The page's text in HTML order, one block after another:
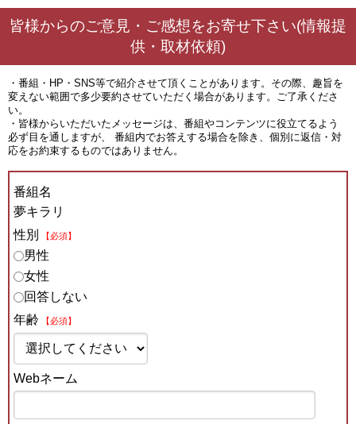
皆様からのご意見・ご感想をお寄せ下さい(情報提
供・取材依頼)
・番組・HP・SNS等で紹介させて頂くことがあります。その際、趣旨を
変えない範囲で多少要約させていただく場合があります。ご了承くださ
い。
・皆様からいただいたメッセージは、番組やコンテンツに役立てるよう
必ず目を通しますが、 番組内でお答えする場合を除き、個別に返信・対
応をお約束するものではありません。
番組名
夢キラリ
性別
【必須】
男性
女性
回答しない
年齢
【必須】
Webネーム